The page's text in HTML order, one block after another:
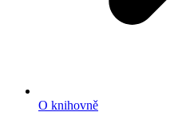
O knihovně